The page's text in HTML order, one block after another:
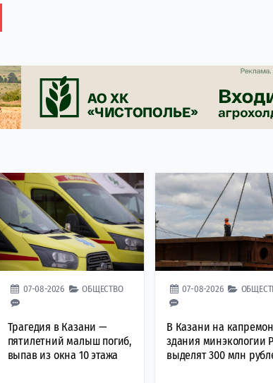
07-08-2026 ОБЩЕСТВО
Трагедия в Казани —
пятилетний малыш погиб,
выпав из окна 10 этажа
07-08-2026
В Казани на
здания минэкологии
выделят 300 млн